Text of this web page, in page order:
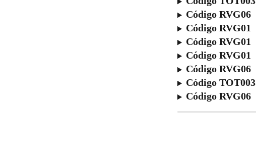
Código RVG06
Código RVG01
Código RVG01
Código RVG01
Código RVG06
Código TOT003
Código RVG06